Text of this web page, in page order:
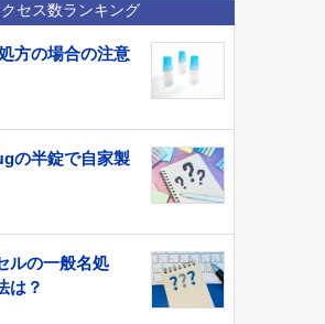
セス数ランキング
方の場合の注意
の半錠で自家製
ルの一般名処
は？